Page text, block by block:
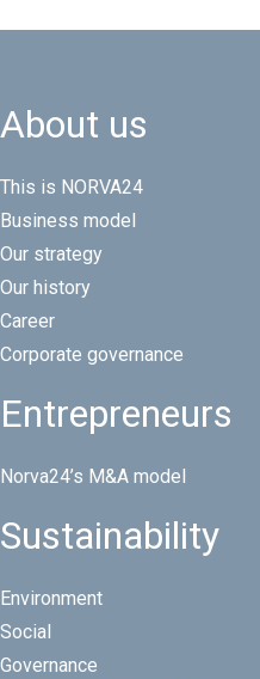
About us
This is NORVA24
Business model
Our strategy
Our history
Career
Corporate governance
Entrepreneurs
Norva24’s M&A model
Sustainability
Environment
Social
Governance